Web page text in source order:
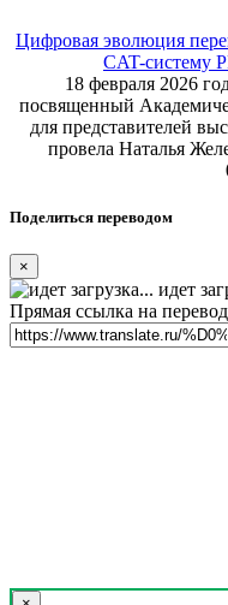
Цифровая эволюция
CAT-систему
18 февраля 2026
посвященный
для представителей
провела Наталья
Поделиться переводом
×
идет
Прямая ссылка на